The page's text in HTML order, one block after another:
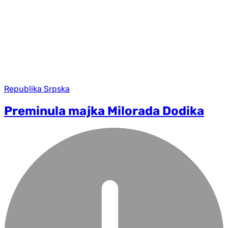
Republika Srpska
Preminula majka Milorada Dodika